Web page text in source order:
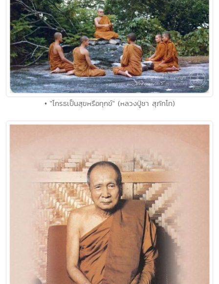
• "โกรธเป็นสุขหรือทุกข์" (หลวงปู่ชา สุภัทโท)